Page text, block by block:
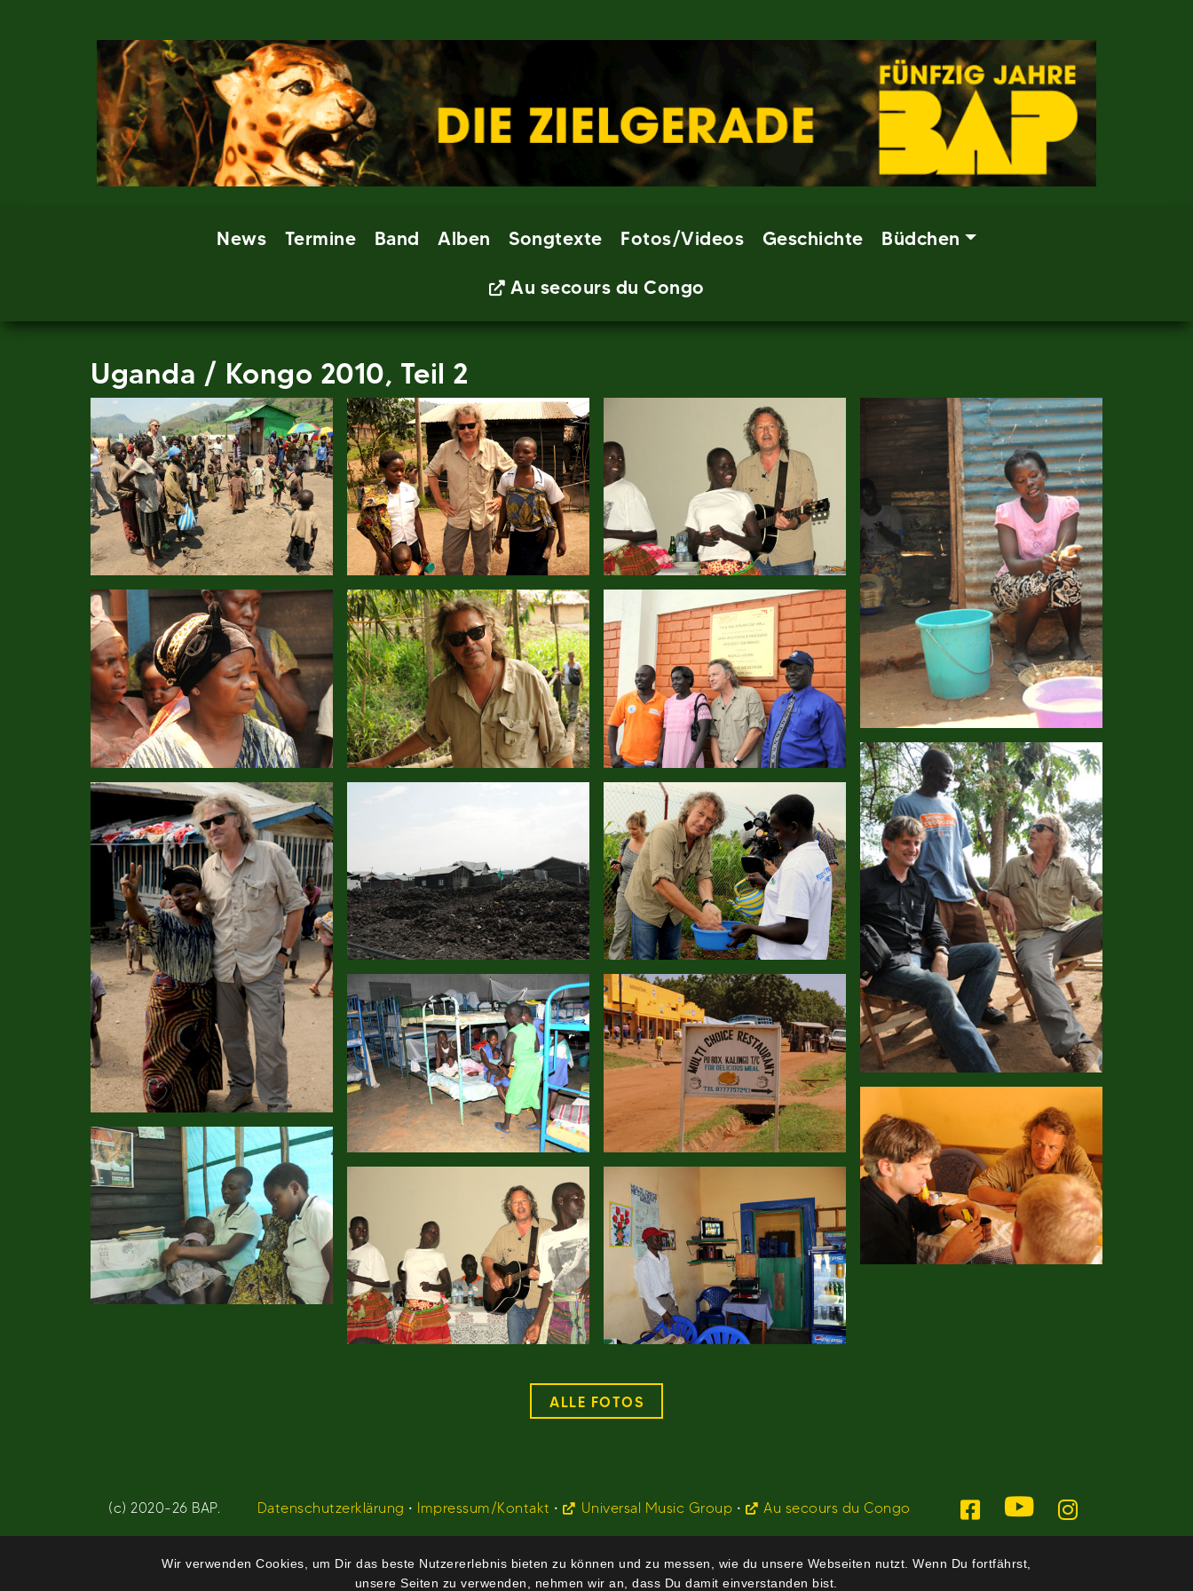
News Termine Band Alben Songtexte Fotos/Videos Geschichte Büdchen
Au secours du Congo
Uganda / Kongo 2010, Teil 2
ALLE FOTOS
(c) 2020-26 BAP. Datenschutzerklärung • Impressum/Kontakt • Universal Music Group • Au secours du Congo
Wir verwenden Cookies, um Dir das beste Nutzererlebnis bieten zu können und zu messen, wie du unsere Webseiten nutzt. Wenn Du fortfährst,
unsere Seiten zu verwenden, nehmen wir an, dass Du damit einverstanden bist.